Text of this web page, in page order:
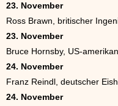
23. November
Ross Brawn, britischer
23. November
Bruce Hornsby, US-
24. November
Franz Reindl, deutscher
24. November